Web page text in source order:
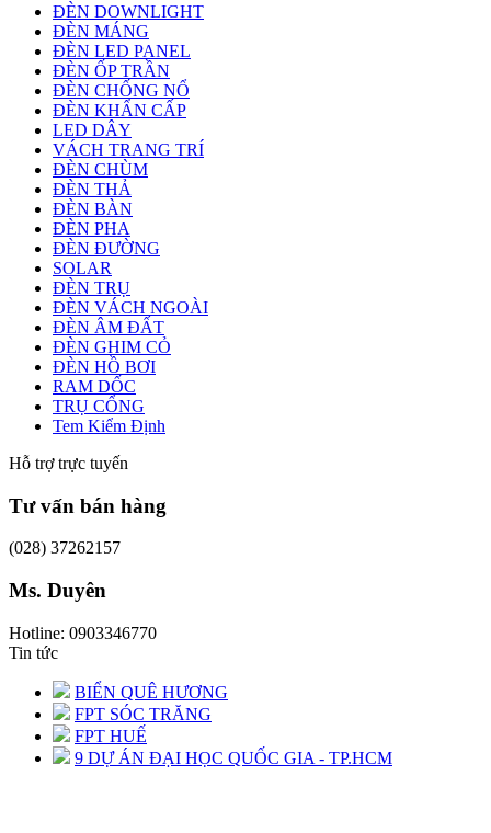
ĐÈN DOWNLIGHT
ĐÈN MÁNG
ĐÈN LED PANEL
ĐÈN ỐP TRẦN
ĐÈN CHỐNG NỔ
ĐÈN KHẨN CẤP
LED DÂY
VÁCH TRANG TRÍ
ĐÈN CHÙM
ĐÈN THẢ
ĐÈN BÀN
ĐÈN PHA
ĐÈN ĐƯỜNG
SOLAR
ĐÈN TRỤ
ĐÈN VÁCH NGOÀI
ĐÈN ÂM ĐẤT
ĐÈN GHIM CỎ
ĐÈN HỒ BƠI
RAM DỐC
TRỤ CỔNG
Tem Kiểm Định
Hỗ trợ trực tuyến
Tư vấn bán hàng
(028) 37262157
Ms. Duyên
Hotline: 0903346770
Tin tức
BIỂN QUÊ HƯƠNG
FPT SÓC TRĂNG
FPT HUẾ
9 DỰ ÁN ĐẠI HỌC QUỐC GIA - TP.HCM